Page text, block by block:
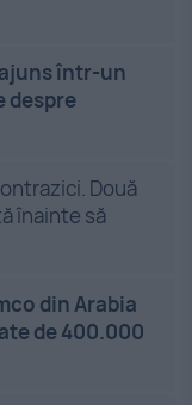
într-un
despre
Două
înainte să
din Arabia
de 400.000